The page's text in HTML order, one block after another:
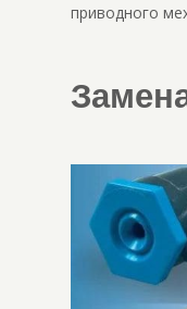
приводного